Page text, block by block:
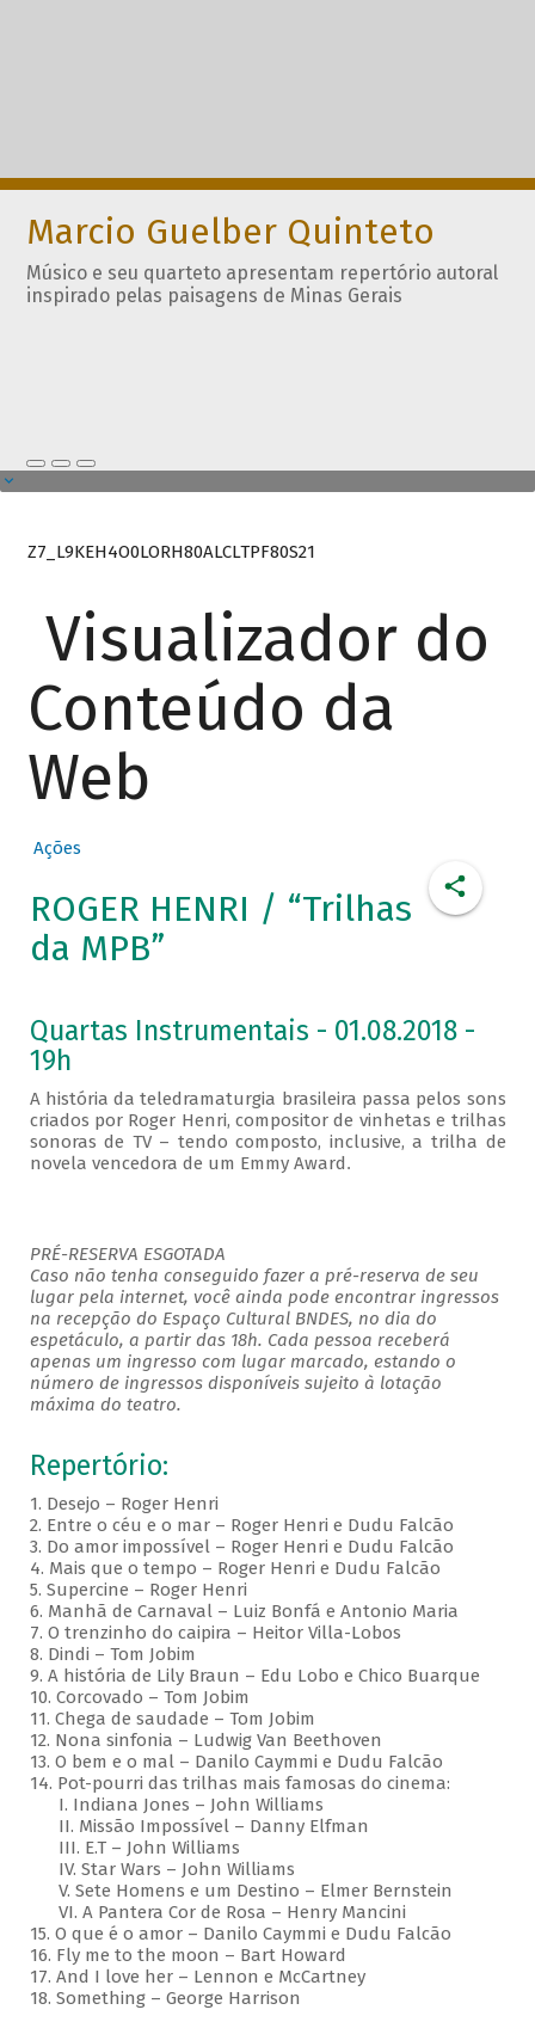
Marcio Guelber Quinteto
Músico e seu quarteto apresentam repertório autoral
inspirado pelas paisagens de Minas Gerais
Z7_L9KEH4O0LORH80ALCLTPF80S21
Visualizador do
Conteúdo da
Web
Ações
ROGER HENRI / “Trilhas
da MPB”
Quartas Instrumentais - 01.08.2018 -
19h
A história da teledramaturgia brasileira passa pelos sons
criados por Roger Henri, compositor de vinhetas e trilhas
sonoras de TV – tendo composto, inclusive, a trilha de
novela vencedora de um Emmy Award .
PRÉ-RESERVA ESGOTADA
Caso não tenha conseguido fazer a pré-reserva de seu
lugar pela internet, você ainda pode encontrar ingressos
na recepção do Espaço Cultural BNDES, no dia do
espetáculo, a partir das 18h. Cada pessoa receberá
apenas um ingresso com lugar marcado, estando o
número de ingressos disponíveis sujeito à lotação
máxima do teatro.
Repertório:
1. Desejo – Roger Henri
2. Entre o céu e o mar – Roger Henri e Dudu Falcão
3. Do amor impossível – Roger Henri e Dudu Falcão
4. Mais que o tempo – Roger Henri e Dudu Falcão
5. Supercine – Roger Henri
6. Manhã de Carnaval – Luiz Bonfá e Antonio Maria
7. O trenzinho do caipira – Heitor Villa-Lobos
8. Dindi – Tom Jobim
9. A história de Lily Braun – Edu Lobo e Chico Buarque
10. Corcovado – Tom Jobim
11. Chega de saudade – Tom Jobim
12. Nona sinfonia – Ludwig Van Beethoven
13. O bem e o mal – Danilo Caymmi e Dudu Falcão
14. Pot-pourri das trilhas mais famosas do cinema:
I. Indiana Jones – John Williams
II. Missão Impossível – Danny Elfman
III. E.T – John Williams
IV. Star Wars – John Williams
V. Sete Homens e um Destino – Elmer Bernstein
VI. A Pantera Cor de Rosa – Henry Mancini
15. O que é o amor – Danilo Caymmi e Dudu Falcão
16. Fly me to the moon – Bart Howard
17. And I love her – Lennon e McCartney
18. Something – George Harrison